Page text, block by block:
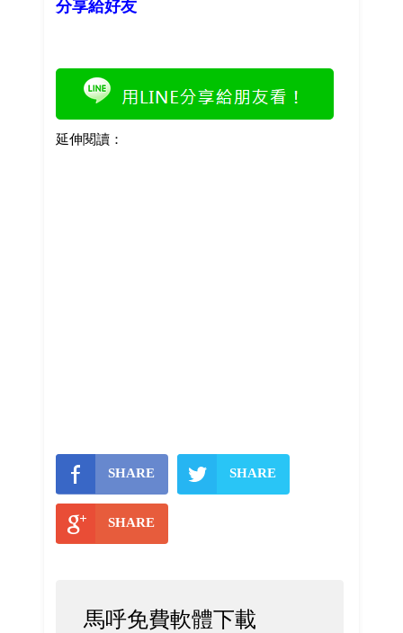
分享給好友
延伸閱讀：
SHARE SHARE
SHARE
馬呼免費軟體下載